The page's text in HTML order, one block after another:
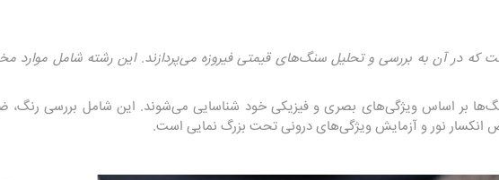
در آن به بررسی و تحلیل سنگ‌های قیمتی فیروزه می‌پردازند. این رشته شامل موارد
بر اساس ویژگی‌های بصری و فیزیکی خود شناسایی می‌شوند. این شامل بررسی رنگ،
نور و آزمایش ویژگی‌های درونی تحت بزرگ نمایی است.